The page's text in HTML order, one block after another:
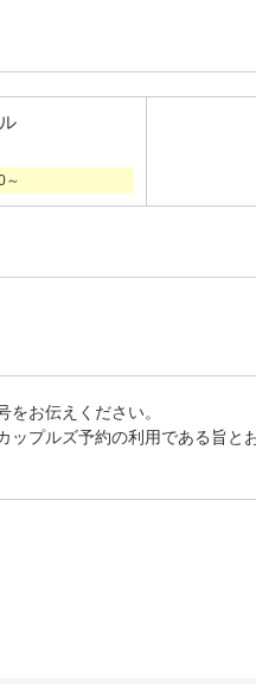
～
お伝えください。
プルズ予約の利用である旨と